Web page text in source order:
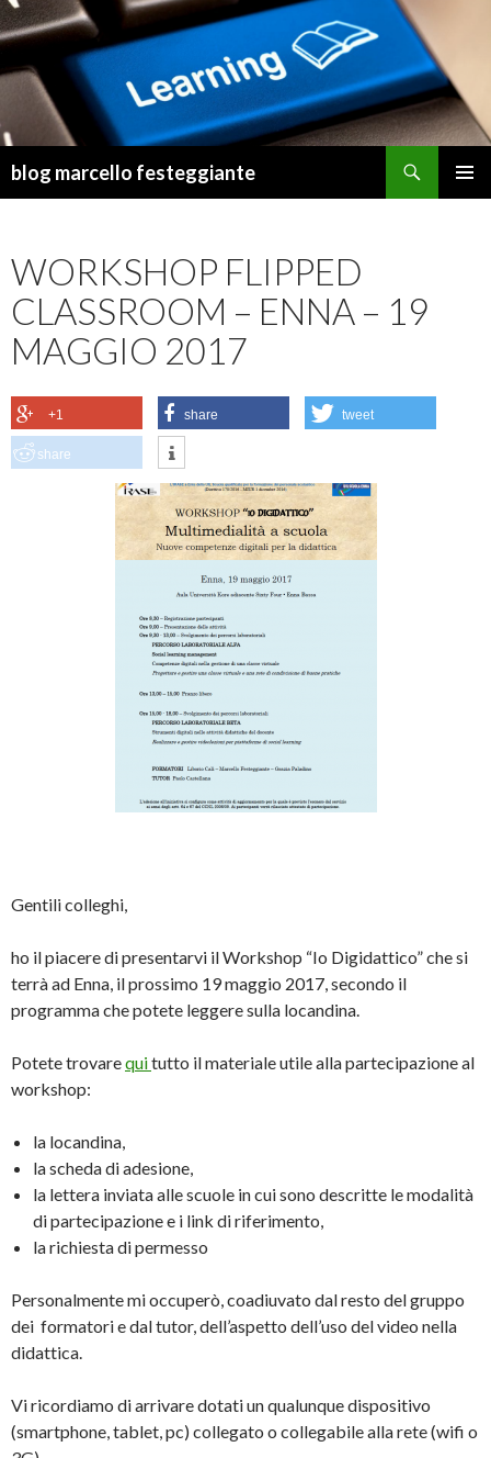
blog marcello festeggiante
WORKSHOP FLIPPED
CLASSROOM – ENNA – 19
MAGGIO 2017
+1 share tweet
share
Gentili colleghi,
ho il piacere di presentarvi il Workshop “Io Digidattico” che si
terrà ad Enna, il prossimo 19 maggio 2017, secondo il
programma che potete leggere sulla locandina.
Potete trovarequitutto il materiale utile alla partecipazione al
workshop:
la locandina,
la scheda di adesione,
la lettera inviata alle scuole in cui sono descritte le modalità
di partecipazione e i link di riferimento,
la richiesta di permesso
Personalmente mi occuperò, coadiuvato dal resto del gruppo
dei formatori e dal tutor, dell’aspetto dell’uso del video nella
didattica.
Vi ricordiamo di arrivare dotati un qualunque dispositivo
(smartphone, tablet, pc) collegato o collegabile alla rete (wifi o